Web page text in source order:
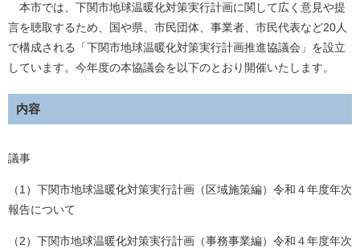
本市では、下関市地球温暖化対策実行計画に関して広く意見や提
言を聴取するため、国や県、市民団体、事業者、市民代表など20人
で構成される「下関市地球温暖化対策実行計画推進協議会」を設立
しています。今年度の本協議会を以下のとおり開催いたします。
内容
議事
（1）下関市地球温暖化対策実行計画（区域施策編）令和４年度年次
報告について​
（2）下関市地球温暖化対策実行計画（事務事業編）令和４年度年次